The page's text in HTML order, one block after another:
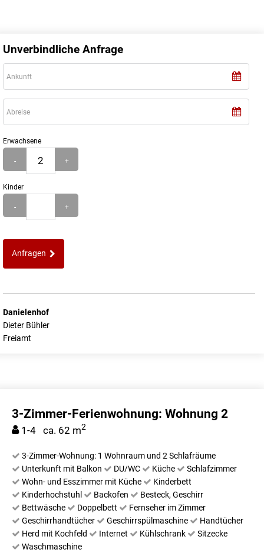
Unverbindliche Anfrage
Erwachsene
- +
Kinder
- +
Anfragen
Danielenhof
Dieter Bühler
Freiamt
3-Zimmer-Ferienwohnung: Wohnung 2
1-4 ca. 62 m2
3-Zimmer-Wohnung: 1 Wohnraum und 2 Schlafräume
Unterkunft mit Balkon
DU/WC Küche
Schlafzimmer
Wohn- und Esszimmer mit Küche
Kinderbett
Kinderhochstuhl
Backofen
Besteck, Geschirr
Bettwäsche
Doppelbett
Fernseher im Zimmer
Geschirrhandtücher
Geschirrspülmaschine
Handtücher
Herd mit Kochfeld
Internet Kühlschrank
Sitzecke
Waschmaschine